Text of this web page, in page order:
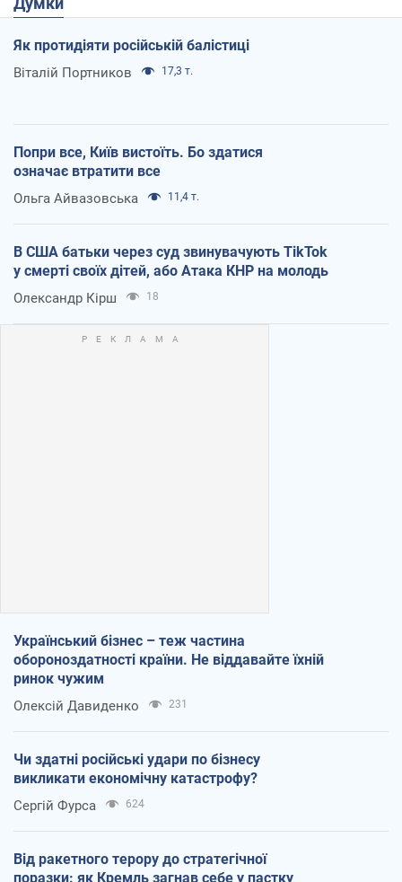
Як протидіяти російській балістиці
Віталій Портников 17,3 т.
Попри все, Київ вистоїть. Бо здатися
означає втратити все
Ольга Айвазовська 11,4 т.
В США батьки через суд звинувачують TikTok
у смерті своїх дітей, або Атака КНР на молодь
Олександр Кірш 18
Український бізнес – теж частина
обороноздатності країни. Не віддавайте їхній
ринок чужим
Олексій Давиденко 231
Чи здатні російські удари по бізнесу
викликати економічну катастрофу?
Сергій Фурса 624
Від ракетного терору до стратегічної
поразки: як Кремль загнав себе у пастку